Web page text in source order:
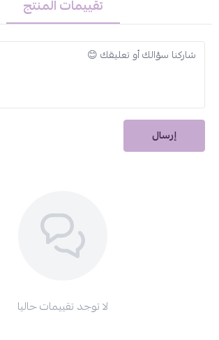
تقييمات المنتج
إرسال
لا توجد تقييمات حاليا